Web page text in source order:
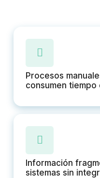
Procesos
consumen
Información
sistemas sin